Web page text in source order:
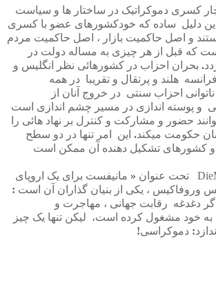
کسری دموکراتیک در ساختار ها و سیاست
این دلیل ساده که خودکشورهای عضو با کسری
و اصل حاکمیت بازار ، اصل حاکمیت مردم
که قبل از هر چیزی به مساله دولت در
. بحران احزاب در کشورهائی نظر انگلیس و
فرانسه هلند و پرتقال و تقریبا در همه
ناتوانی احزاب سنتی در خروج آنان از
و پوسته اندازی در مسیر چشم اندازی است
حضور و مشارکت و کنترل بر نهاد هائی را
آنان حکومت میکند. این امر تنها در دو سطح
و کشورهای تشکیل دهنده آن ممکن است
تحت عنوان « مانیفست برای یک اروپای
وروفاکیس ، یکی از بنیان گذاران آن است :
اگر دغدغه رقابت جهانی ، مهاجرت و
به خود مشغول کرده است، لیکن تنها یک چیز
: دموکراسی!